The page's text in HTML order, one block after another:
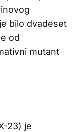
bilo dvadeset
od
mutant
23) je